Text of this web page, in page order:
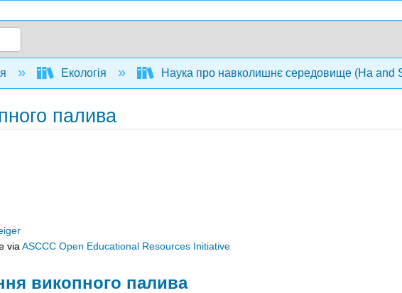
hierarchy
Екологія Наука про навколишнє середовище (Ha and
палива
via ASCCC Open Educational Resources Initiative
викопного палива